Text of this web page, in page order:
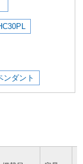
ンダント